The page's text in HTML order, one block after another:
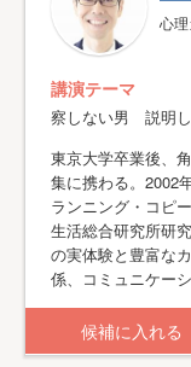
心
講演テーマ
察しない男 説明
東京大学卒業後、
集に携わる。2002
ランニング・コピ
生活総合研究所研
の実体験と豊富な
係、コミュニケー
候補に入れる